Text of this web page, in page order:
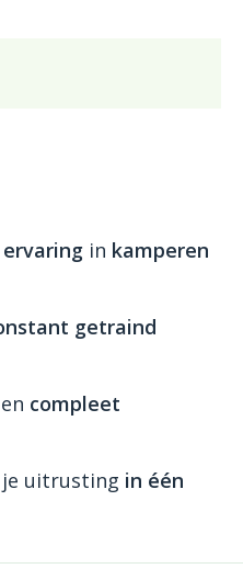
in kamperen
getraind
en compleet
je uitrusting in één